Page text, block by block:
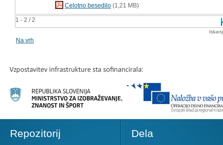
1 - 2 / 2
Celotno besedilo (1,21 MB)
Na vrh
Repozitorij Dela